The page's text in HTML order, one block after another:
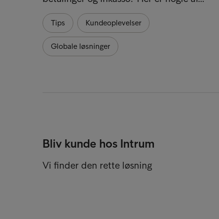
Tips Kundeoplevelser
Globale løsninger
Bliv kunde hos Intrum
Vi finder den rette løsning